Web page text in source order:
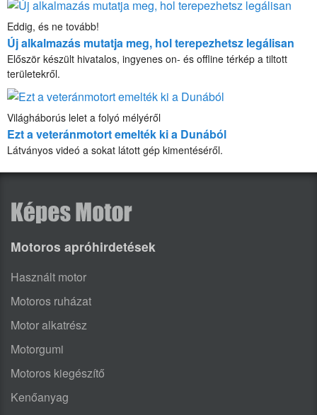
Eddig, és ne tovább!
Új alkalmazás mutatja meg, hol terepezhetsz legálisan
Először készült hivatalos, ingyenes on- és offline térkép a tiltott
területekről.
Világháborús lelet a folyó mélyéről
Ezt a veteránmotort emelték ki a Dunából
Látványos videó a sokat látott gép kimentéséről.
Motoros apróhirdetések
Használt motor
Motoros ruházat
Motor alkatrész
Motorgumi
Motoros kiegészítő
Kenőanyag